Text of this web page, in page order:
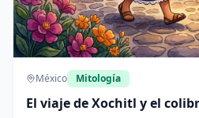
México Mitología
El viaje de Xochitl y el